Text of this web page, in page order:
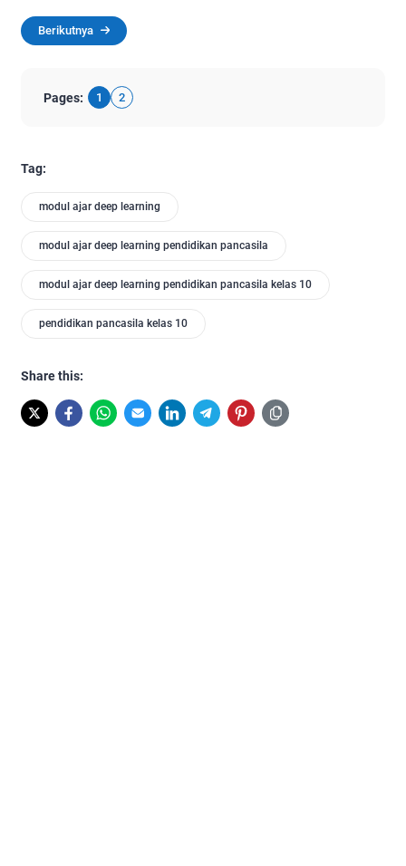
Berikutnya
Pages: 1 2
Tag:
modul ajar deep learning
modul ajar deep learning pendidikan pancasila
modul ajar deep learning pendidikan pancasila kelas 10
pendidikan pancasila kelas 10
Share this: